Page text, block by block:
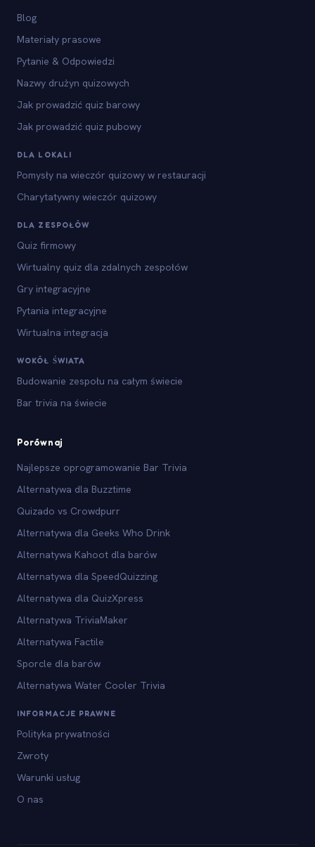
Blog
Materiały prasowe
Pytanie & Odpowiedzi
Nazwy drużyn quizowych
Jak prowadzić quiz barowy
Jak prowadzić quiz pubowy
DLA LOKALI
Pomysły na wieczór quizowy w restauracji
Charytatywny wieczór quizowy
DLA ZESPOŁÓW
Quiz firmowy
Wirtualny quiz dla zdalnych zespołów
Gry integracyjne
Pytania integracyjne
Wirtualna integracja
WOKÓŁ ŚWIATA
Budowanie zespołu na całym świecie
Bar trivia na świecie
Porównaj
Najlepsze oprogramowanie Bar Trivia
Alternatywa dla Buzztime
Quizado vs Crowdpurr
Alternatywa dla Geeks Who Drink
Alternatywa Kahoot dla barów
Alternatywa dla SpeedQuizzing
Alternatywa dla QuizXpress
Alternatywa TriviaMaker
Alternatywa Factile
Sporcle dla barów
Alternatywa Water Cooler Trivia
INFORMACJE PRAWNE
Polityka prywatności
Zwroty
Warunki usług
O nas